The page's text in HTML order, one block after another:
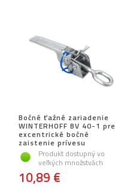
Bočné ťažné zariadenie
WINTERHOFF BV 40-1 pre
excentrické bočné
zaistenie prívesu
Produkt dostupný vo
veľkých množstvách
10,89 €